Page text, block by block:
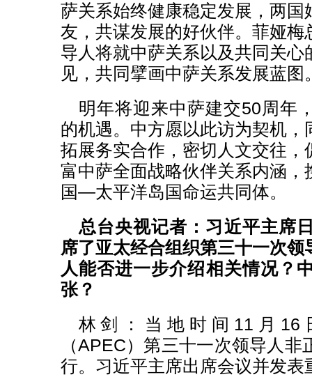
萨关系始终健康稳定发展，两国
友，共谋发展的好伙伴。菲娅梅
导人将就中萨关系以及共同关心
见，共同擘画中萨关系发展蓝图
明年将迎来中萨建交50周年
的机遇。中方愿以此访为契机，
拓展务实合作，密切人文交往，
富中萨全面战略伙伴关系内涵，
国—太平洋岛国命运共同体。
总台央视记者：习近平主席
席了亚太经合组织第三十一次
人能否进一步介绍相关情况？
张？
林剑：当地时间11月16
（APEC）第三十一次领导人
行。习近平主席出席会议并发表